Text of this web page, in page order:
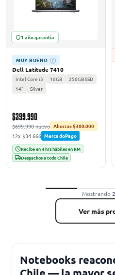
1 año garantía
MUY BUENO ?
Dell Latitude 7410
Intel Core i5 16GB
256GB SSD
14"
Silver
$399.990
$699.990 nuevo Ahorras $300.000
12x $34.666 MercadoPago
Recibe en 4 hrs hábiles en RM
Despachos a todo Chile
Mostrando
Ver más
Notebooks